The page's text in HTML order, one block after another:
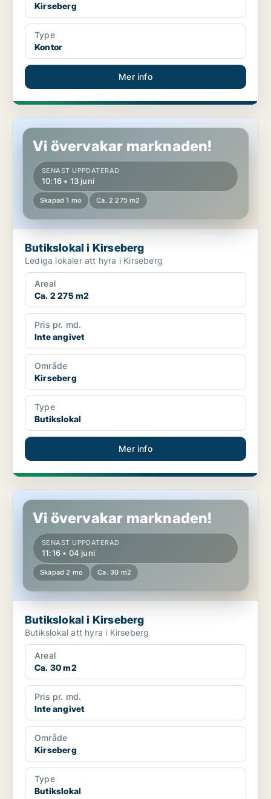
Kirseberg
Type
Kontor
Mer info
Butikslokal i Kirseberg
Vi övervakar marknaden!
SENAST UPPDATERAD
10:16 • 13 juni
Skapad 1 mo Ca. 2 275 m2
Butikslokal i Kirseberg
Lediga lokaler att hyra i Kirseberg
Areal
Ca. 2 275 m2
Pris pr. md.
Inte angivet
Område
Kirseberg
Type
Butikslokal
Mer info
Butikslokal i Kirseberg
Vi övervakar marknaden!
SENAST UPPDATERAD
11:16 • 04 juni
Skapad 2 mo Ca. 30 m2
Butikslokal i Kirseberg
Butikslokal att hyra i Kirseberg
Areal
Ca. 30 m2
Pris pr. md.
Inte angivet
Område
Kirseberg
Type
Butikslokal